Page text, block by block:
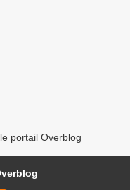
portail Overblog